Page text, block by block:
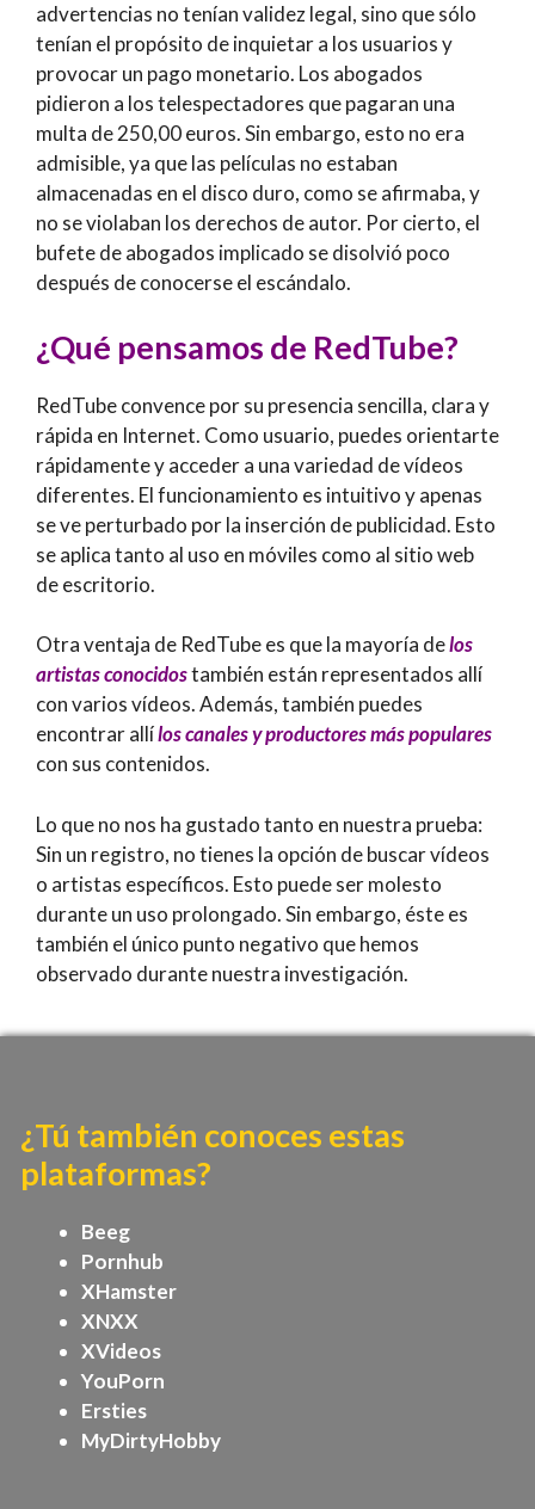
advertencias no tenían validez legal, sino que sólo
tenían el propósito de inquietar a los usuarios y
provocar un pago monetario. Los abogados
pidieron a los telespectadores que pagaran una
multa de 250,00 euros. Sin embargo, esto no era
admisible, ya que las películas no estaban
almacenadas en el disco duro, como se afirmaba, y
no se violaban los derechos de autor. Por cierto, el
bufete de abogados implicado se disolvió poco
después de conocerse el escándalo.
¿Qué pensamos de RedTube?
RedTube convence por su presencia sencilla, clara y
rápida en Internet. Como usuario, puedes orientarte
rápidamente y acceder a una variedad de vídeos
diferentes. El funcionamiento es intuitivo y apenas
se ve perturbado por la inserción de publicidad. Esto
se aplica tanto al uso en móviles como al sitio web
de escritorio.
Otra ventaja de RedTube es que la mayoría delos
artistas conocidostambién están representados allí
con varios vídeos. Además, también puedes
encontrar allílos canales y productores más populares
con sus contenidos.
Lo que no nos ha gustado tanto en nuestra prueba:
Sin un registro, no tienes la opción de buscar vídeos
o artistas específicos. Esto puede ser molesto
durante un uso prolongado. Sin embargo, éste es
también el único punto negativo que hemos
observado durante nuestra investigación.
¿Tú también conoces estas
plataformas?
Beeg
Pornhub
XHamster
XNXX
XVideos
YouPorn
Ersties
MyDirtyHobby